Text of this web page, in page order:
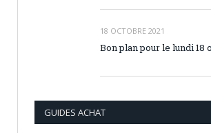
18 OCTOBRE 2021
Bon plan pour le lundi 18
GUIDES ACHAT